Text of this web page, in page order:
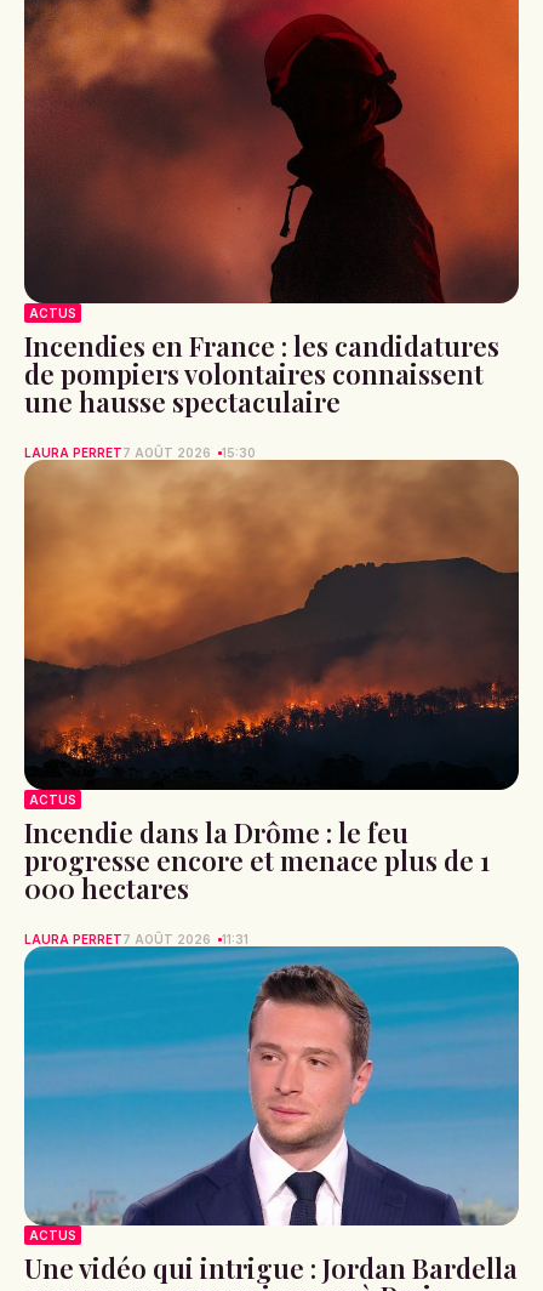
ACTUS
Incendies en France : les candidatures
de pompiers volontaires connaissent
une hausse spectaculaire
LAURA PERRET7 AOÛT 2026 15:30
ACTUS
Incendie dans la Drôme : le feu
progresse encore et menace plus de 1
000 hectares
LAURA PERRET7 AOÛT 2026 11:31
ACTUS
Une vidéo qui intrigue : Jordan Bardella